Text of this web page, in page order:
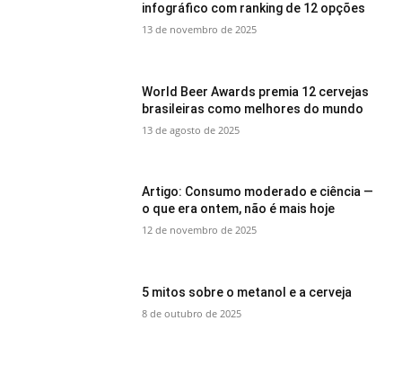
infográfico com ranking de 12 opções
13 de novembro de 2025
World Beer Awards premia 12 cervejas
brasileiras como melhores do mundo
13 de agosto de 2025
Artigo: Consumo moderado e ciência —
o que era ontem, não é mais hoje
12 de novembro de 2025
5 mitos sobre o metanol e a cerveja
8 de outubro de 2025